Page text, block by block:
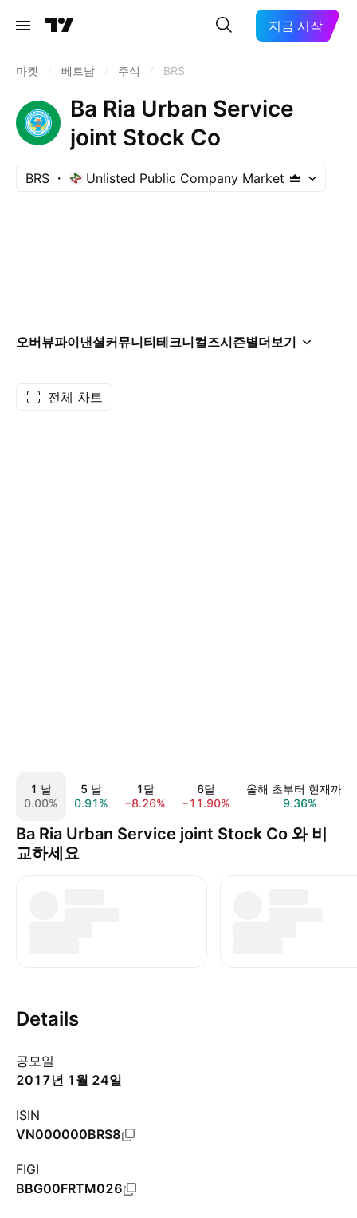
지금 시작
마켓 베트남 주식 BRS
Ba Ria Urban Service
joint Stock Co
BRS Unlisted Public Company Market
오버뷰파이낸셜커뮤니티테크니컬즈시즌별더보기
전체 차트
1 날
0.00%
5 날
0.91%
1달
−8.26%
6달
−11.90%
올해 초부터 현재까지
9.36%
Ba Ria Urban Service joint Stock Co 와 비
교하세요
Details
공모일
2017년 1월 24일
ISIN
VN000000BRS8
FIGI
BBG00FRTM026